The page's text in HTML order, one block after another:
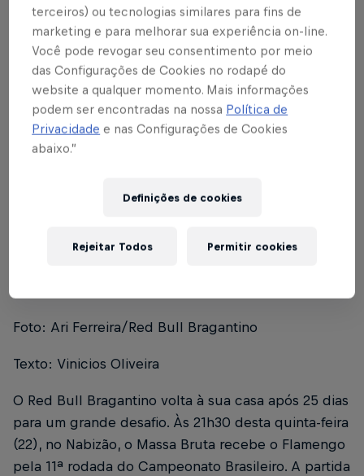
Red Bull Bragantino
recebe Flamengo
nesta quinta-feira (22)
após 25 dias longe de
casa
3 min de leitura
Published on 21.06.2023 · 14:01 UTC
Foto: Ari Ferreira/Red Bull Bragantino
Texto: Vinicios Oliveira
O Red Bull Bragantino volta à sua casa após 25 dias
para um grande desafio. Às 21h30 desta quinta-feira
(22), no Nabizão, o Massa Bruta recebe o Flamengo
pela 11ª rodada do Campeonato Brasileiro. A partida
terceiros) ou tecnologias similares para fins de
marketing e para melhorar sua experiência on-line.
Você pode revogar seu consentimento por meio
das Configurações de Cookies no rodapé do
website a qualquer momento. Mais informações
podem ser encontradas na nossa Política de
Privacidade e nas Configurações de Cookies
abaixo.”
Definições de cookies
Rejeitar Todos Permitir cookies